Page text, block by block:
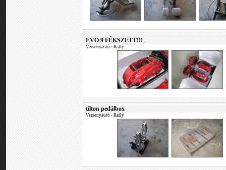
EVO 9 FÉKSZETT!!!
Versenyautó • Rally
tilton pedálbox
Versenyautó • Rally